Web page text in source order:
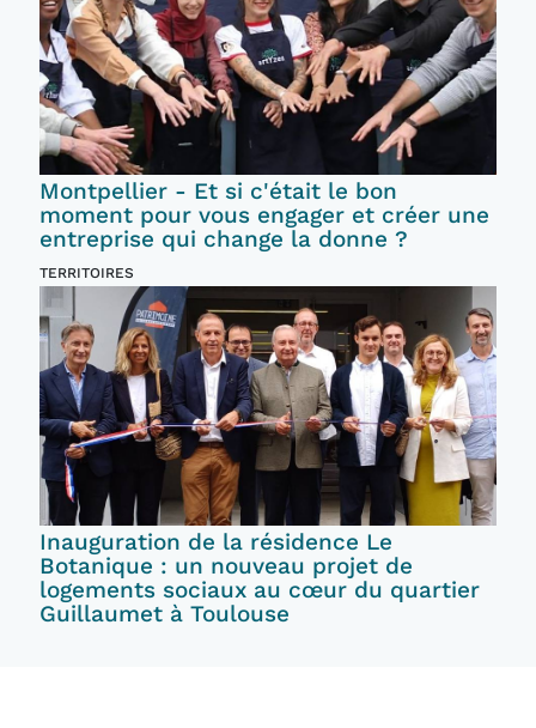
Montpellier - Et si c'était le bon
moment pour vous engager et créer une
entreprise qui change la donne ?
TERRITOIRES
Inauguration de la résidence Le
Botanique : un nouveau projet de
logements sociaux au cœur du quartier
Guillaumet à Toulouse